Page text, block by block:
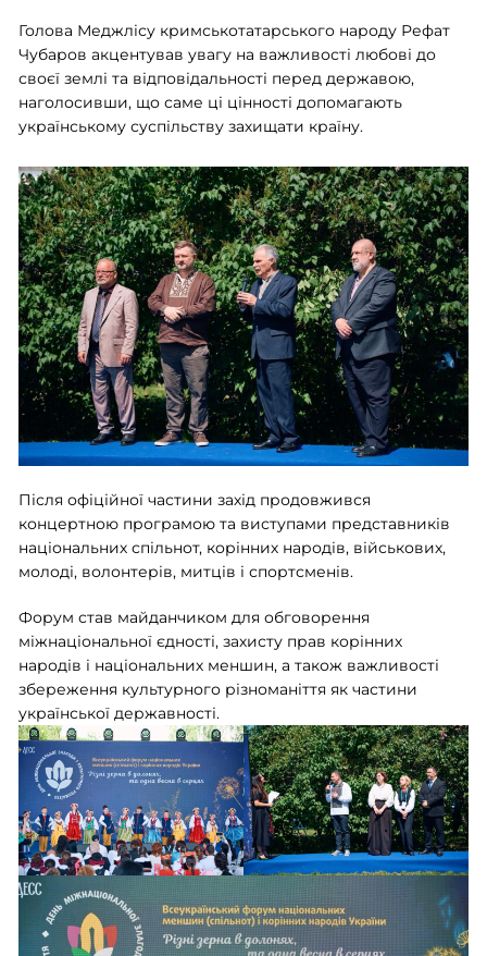
Голова Меджлісу кримськотатарського народу Рефат
Чубаров акцентував увагу на важливості любові до
своєї землі та відповідальності перед державою,
наголосивши, що саме ці цінності допомагають
українському суспільству захищати країну.
Після офіційної частини захід продовжився
концертною програмою та виступами представників
національних спільнот, корінних народів, військових,
молоді, волонтерів, митців і спортсменів.
Форум став майданчиком для обговорення
міжнаціональної єдності, захисту прав корінних
народів і національних меншин, а також важливості
збереження культурного різноманіття як частини
української державності.